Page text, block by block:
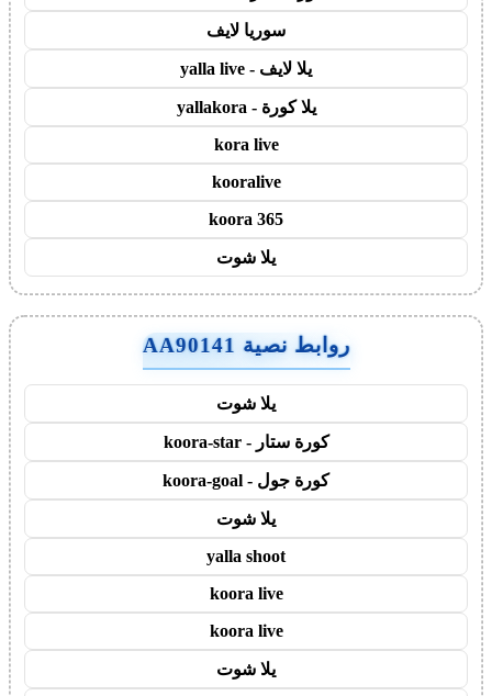
سوريا لايف
يلا لايف - yalla live
يلا كورة - yallakora
kora live
kooralive
koora 365
يلا شوت
روابط نصية AA90141
يلا شوت
كورة ستار - koora-star
كورة جول - koora-goal
يلا شوت
yalla shoot
koora live
koora live
يلا شوت